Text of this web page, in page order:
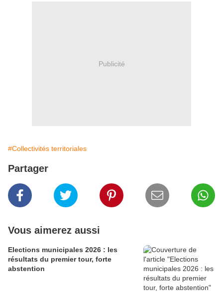
Publicité
#Collectivités territoriales
Partager
Vous aimerez aussi
Elections municipales 2026 : les
résultats du premier tour, forte
abstention